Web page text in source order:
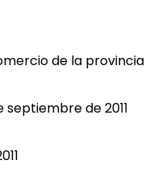
de la
septiembre de 2011